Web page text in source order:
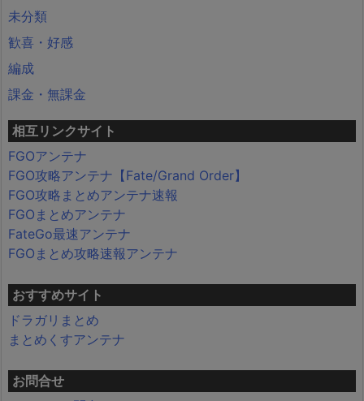
未分類
歓喜・好感
編成
課金・無課金
相互リンクサイト
FGOアンテナ
FGO攻略アンテナ【Fate/Grand Order】
FGO攻略まとめアンテナ速報
FGOまとめアンテナ
FateGo最速アンテナ
FGOまとめ攻略速報アンテナ
おすすめサイト
ドラガリまとめ
まとめくすアンテナ
お問合せ